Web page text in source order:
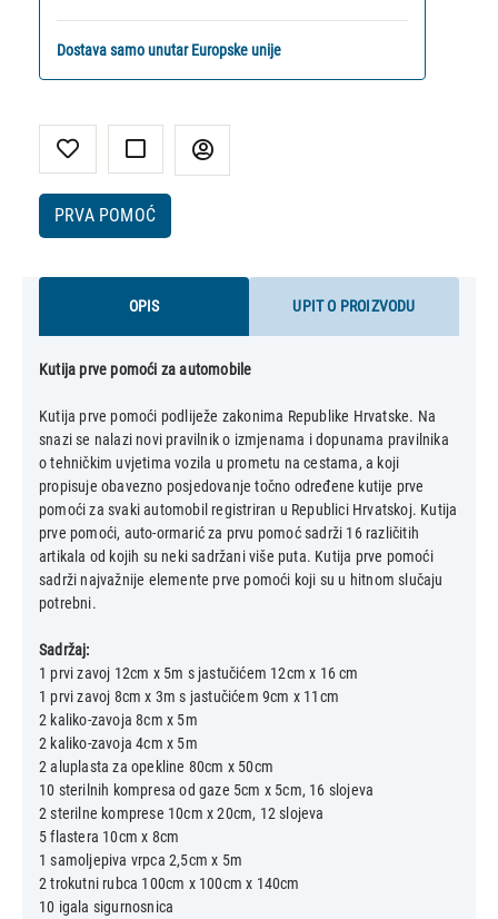
Dostava samo unutar Europske unije
PRVA POMOĆ
OPIS UPIT O PROIZVODU
Kutija prve pomoći za automobile
Kutija prve pomoći podliježe zakonima Republike Hrvatske. Na
snazi se nalazi novi pravilnik o izmjenama i dopunama pravilnika
o tehničkim uvjetima vozila u prometu na cestama, a koji
propisuje obavezno posjedovanje točno određene kutije prve
pomoći za svaki automobil registriran u Republici Hrvatskoj. Kutija
prve pomoći, auto-ormarić za prvu pomoć sadrži 16 različitih
artikala od kojih su neki sadržani više puta. Kutija prve pomoći
sadrži najvažnije elemente prve pomoći koji su u hitnom slučaju
potrebni.
Sadržaj:
1 prvi zavoj 12cm x 5m s jastučićem 12cm x 16 cm
1 prvi zavoj 8cm x 3m s jastučićem 9cm x 11cm
2 kaliko-zavoja 8cm x 5m
2 kaliko-zavoja 4cm x 5m
2 aluplasta za opekline 80cm x 50cm
10 sterilnih kompresa od gaze 5cm x 5cm, 16 slojeva
2 sterilne komprese 10cm x 20cm, 12 slojeva
5 flastera 10cm x 8cm
1 samoljepiva vrpca 2,5cm x 5m
2 trokutni rubca 100cm x 100cm x 140cm
10 igala sigurnosnica